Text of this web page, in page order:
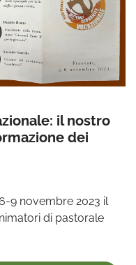
il nostro
dei
9 novembre 2023 il
di pastorale